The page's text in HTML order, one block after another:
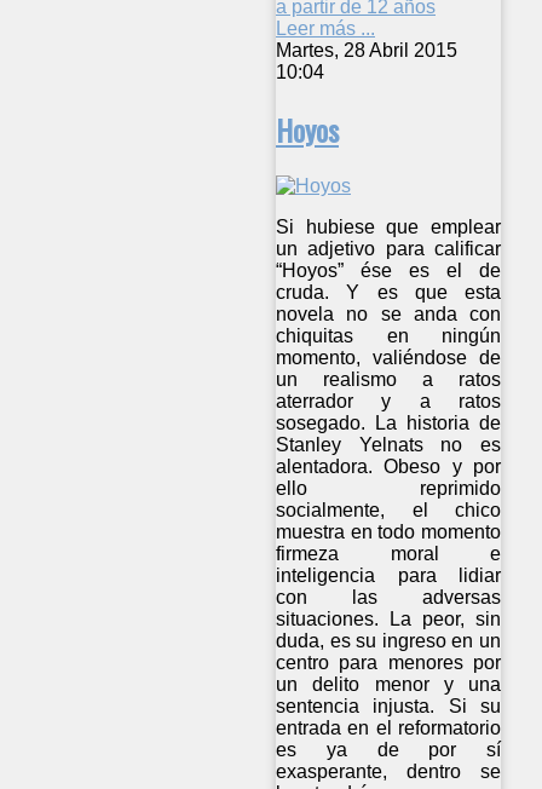
a partir de 12 años
Leer más ...
Martes, 28 Abril 2015
10:04
Hoyos
Si hubiese que emplear
un adjetivo para calificar
“Hoyos” ése es el de
cruda. Y es que esta
novela no se anda con
chiquitas en ningún
momento, valiéndose de
un realismo a ratos
aterrador y a ratos
sosegado. La historia de
Stanley Yelnats no es
alentadora. Obeso y por
ello reprimido
socialmente, el chico
muestra en todo momento
firmeza moral e
inteligencia para lidiar
con las adversas
situaciones. La peor, sin
duda, es su ingreso en un
centro para menores por
un delito menor y una
sentencia injusta. Si su
entrada en el reformatorio
es ya de por sí
exasperante, dentro se